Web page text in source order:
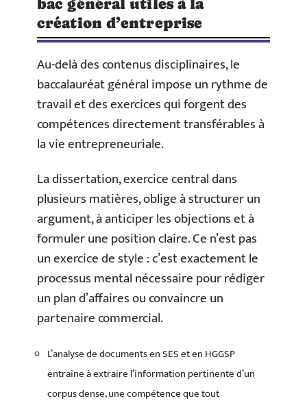
bac général utiles à la
création d’entreprise
Au-delà des contenus disciplinaires, le
baccalauréat général impose un rythme de
travail et des exercices qui forgent des
compétences directement transférables à
la vie entrepreneuriale.
La dissertation, exercice central dans
plusieurs matières, oblige à structurer un
argument, à anticiper les objections et à
formuler une position claire. Ce n’est pas
un exercice de style : c’est exactement le
processus mental nécessaire pour rédiger
un plan d’affaires ou convaincre un
partenaire commercial.
L’analyse de documents en SES et en HGGSP
entraîne à extraire l’information pertinente d’un
corpus dense, une compétence que tout